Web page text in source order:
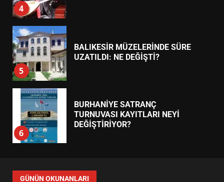
4
5
BALIKESİR MÜZELERİNDE SÜRE
UZATILDI: NE DEĞİŞTİ?
6
BURHANİYE SATRANÇ
TURNUVASI KAYITLARI NEYİ
DEĞİŞTİRİYOR?
YENİ YÖNETİM NASIL
GÜNÜN OKUNANLARI